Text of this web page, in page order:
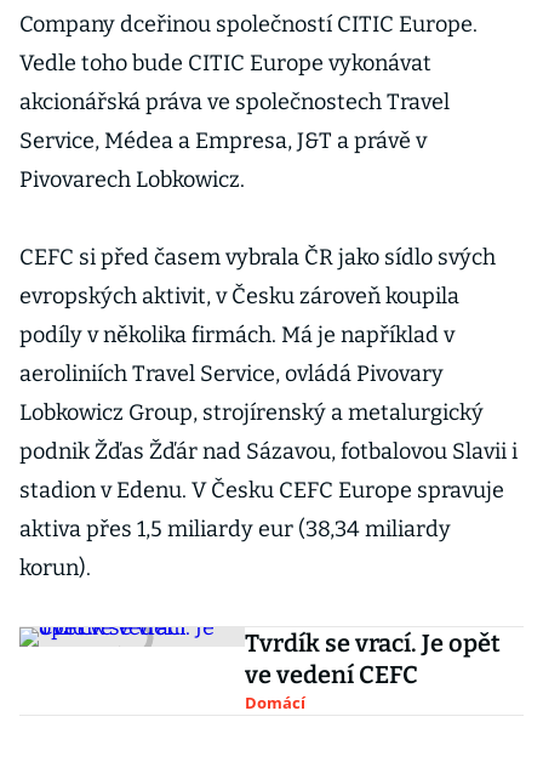
Company dceřinou společností CITIC Europe.
Vedle toho bude CITIC Europe vykonávat
akcionářská práva ve společnostech Travel
Service, Médea a Empresa, J&T a právě v
Pivovarech Lobkowicz.
CEFC si před časem vybrala ČR jako sídlo svých
evropských aktivit, v Česku zároveň koupila
podíly v několika firmách. Má je například v
aeroliniích Travel Service, ovládá Pivovary
Lobkowicz Group, strojírenský a metalurgický
podnik Žďas Žďár nad Sázavou, fotbalovou Slavii i
stadion v Edenu. V Česku CEFC Europe spravuje
aktiva přes 1,5 miliardy eur (38,34 miliardy
korun).
Tvrdík se vrací. Je opět
ve vedení CEFC
Domácí